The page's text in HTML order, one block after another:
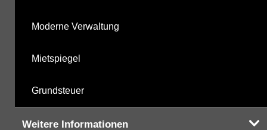
Moderne Verwaltung
Mietspiegel
Grundsteuer
Weitere Informationen